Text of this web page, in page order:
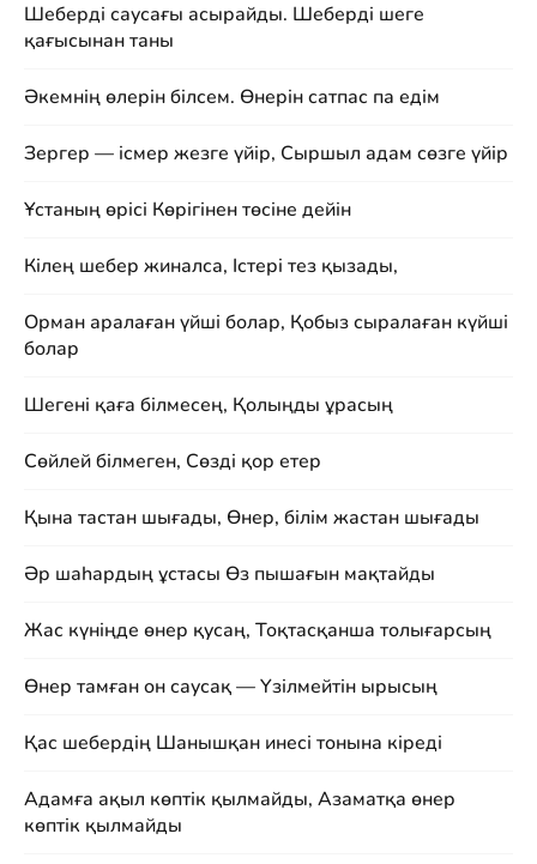
Шеберді саусағы асырайды. Шеберді шеге
қағысынан таны
Әкемнің өлерін білсем. Өнерін сатпас па едім
Зергер — ісмер жезге үйір, Сыршыл адам сөзге үйір
Ұстаның өрісі Көрігінен төсіне дейін
Кілең шебер жиналса, Істері тез қызады,
Орман аралаған үйші болар, Қобыз сыралаған күйші
болар
Шегені қаға білмесең, Қолыңды ұрасың
Сөйлей білмеген, Сөзді қор етер
Қына тастан шығады, Өнер, білім жастан шығады
Әр шаһардың ұстасы Өз пышағын мақтайды
Жас күніңде өнер қусаң, Тоқтасқанша толығарсың
Өнер тамған он саусақ — Үзілмейтін ырысың
Қас шебердің Шанышқан инесі тонына кіреді
Адамға ақыл көптік қылмайды, Азаматқа өнер
көптік қылмайды